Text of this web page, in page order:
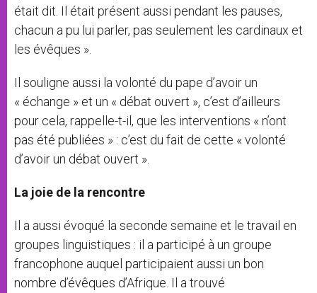
était dit. Il était présent aussi pendant les pauses,
chacun a pu lui parler, pas seulement les cardinaux et
les évêques ».
Il souligne aussi la volonté du pape d’avoir un
« échange » et un « débat ouvert », c’est d’ailleurs
pour cela, rappelle-t-il, que les interventions « n’ont
pas été publiées » : c’est du fait de cette « volonté
d’avoir un débat ouvert ».
La joie de la rencontre
Il a aussi évoqué la seconde semaine et le travail en
groupes linguistiques : il a participé à un groupe
francophone auquel participaient aussi un bon
nombre d’évêques d’Afrique. Il a trouvé